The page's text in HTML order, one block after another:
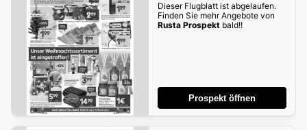
Dieser Flugblatt ist abgelaufen.
Finden Sie mehr Angebote von
Rusta Prospektbald!!
Prospekt öffnen